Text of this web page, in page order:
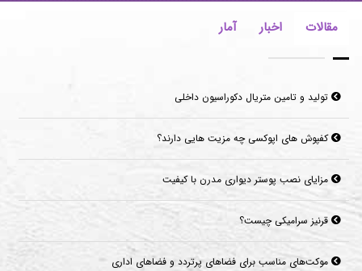
مقالات اخبار آمار
تولید و تامین متریال دکوراسیون داخلی
کفپوش های اپوکسی چه مزیت هایی دارند؟
مزایای نصب پوستر دیواری مدرن با کیفیت
قرنیز سرامیکی چیست؟
موکت‌های مناسب برای فضاهای پرتردد و فضاهای اداری